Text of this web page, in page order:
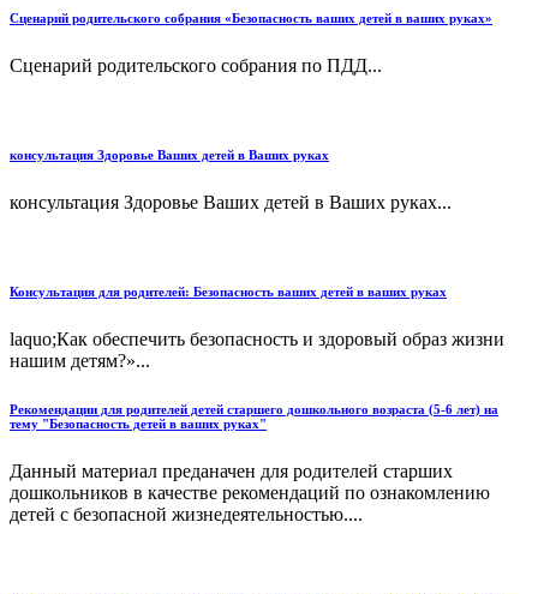
Сценарий родительского собрания «Безопасность ваших детей в ваших руках»
Сценарий родительского собрания по ПДД...
консультация Здоровье Ваших детей в Ваших руках
консультация Здоровье Ваших детей в Ваших руках...
Консультация для родителей: Безопасность ваших детей в ваших руках
laquo;Как обеспечить безопасность и здоровый образ жизни
нашим детям?»...
Рекомендации для родителей детей старшего дошкольного возраста (5-6 лет) на
тему "Безопасность детей в ваших руках"
Данный материал преданачен для родителей старших
дошкольников в качестве рекомендаций по ознакомлению
детей с безопасной жизнедеятельностью....